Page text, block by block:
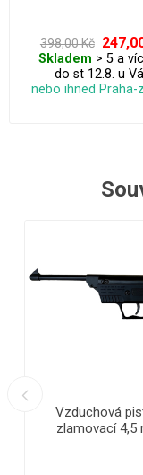
398,00 Kč
Skladem > 5 a
do st 12.8. u
nebo ihned Praha-
Lehátko do